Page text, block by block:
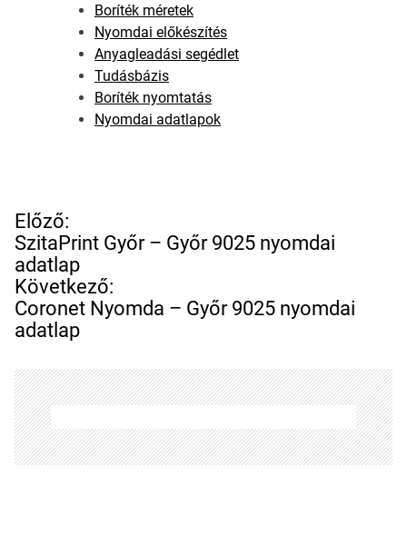
Boríték méretek
Nyomdai előkészítés
Anyagleadási segédlet
Tudásbázis
Boríték nyomtatás
Nyomdai adatlapok
B
e
j
e
g
y
z
é
s
n
a
v
Előző:
SzitaPrint Győr – Győr 9025 nyomdai
adatlap
Következő:
Coronet Nyomda – Győr 9025 nyomdai
adatlap